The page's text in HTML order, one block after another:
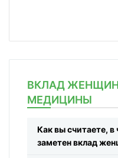
ВКЛАД ЖЕНЩИН
МЕДИЦИНЫ
Как вы считаете, в
заметен вклад